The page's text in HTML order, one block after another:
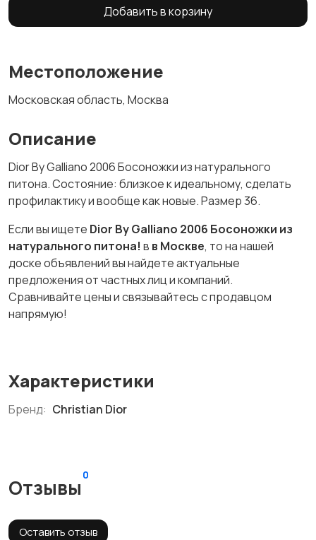
Местоположение
Московская область, Москва
Описание
Dior By Galliano 2006 Босоножки из натурального
питона. Состояние: близкое к идеальному, сделать
профилактику и вообще как новые. Размер 36.
Если вы ищете Dior By Galliano 2006 Босоножки из
натурального питона! в в Москве, то на нашей
доске объявлений вы найдете актуальные
предложения от частных лиц и компаний.
Сравнивайте цены и связывайтесь с продавцом
напрямую!
Характеристики
Бренд: Christian Dior
Отзывы
0
Оставить отзыв
Добавить в корзину